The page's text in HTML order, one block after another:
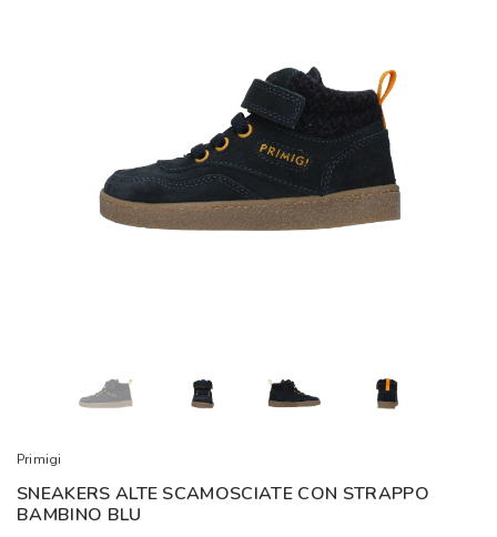
Primigi
SNEAKERS ALTE SCAMOSCIATE CON STRAPPO
BAMBINO BLU